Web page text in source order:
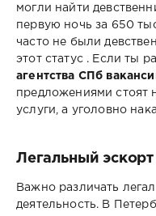
могли найти
первую ночь за 650
часто не были
этот статус . Если ты
агентства СПб
предложениями стоят
услуги, а уголовно
Легальный
Важно различать
деятельность. В